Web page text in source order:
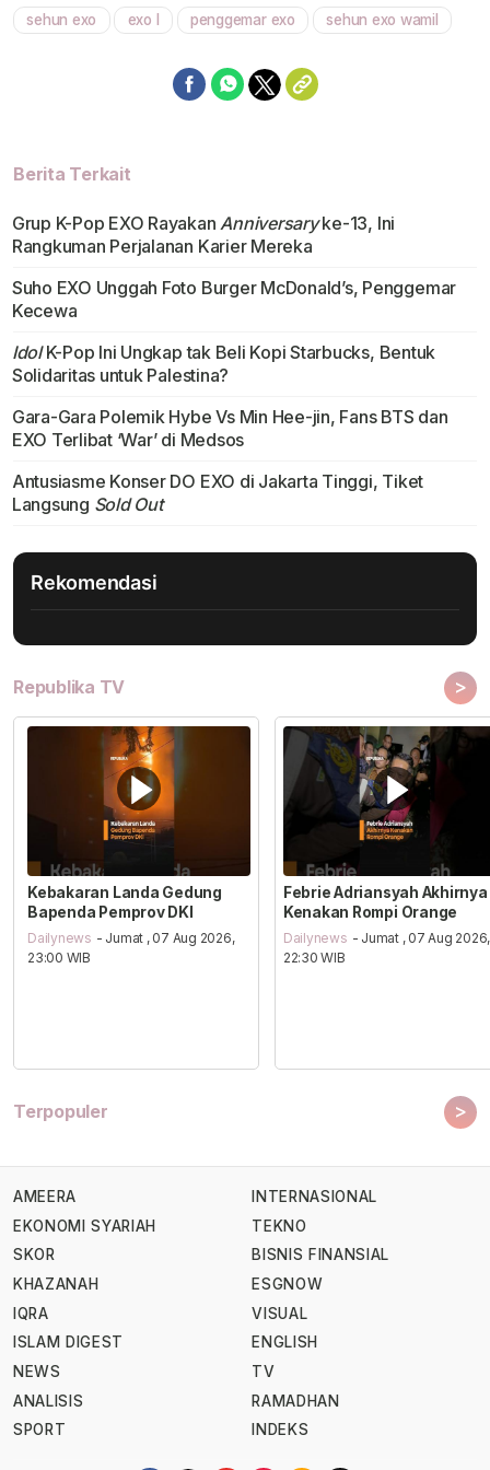
Mute
sehun exo exo l penggemar exo sehun exo wamil
Berita Terkait
Grup K-Pop EXO RayakanAnniversaryke-13, Ini
Rangkuman Perjalanan Karier Mereka
Suho EXO Unggah Foto Burger McDonald’s, Penggemar
Kecewa
IdolK-Pop Ini Ungkap tak Beli Kopi Starbucks, Bentuk
Solidaritas untuk Palestina?
Gara-Gara Polemik Hybe Vs Min Hee-jin, Fans BTS dan
EXO Terlibat ‘War’ di Medsos
Antusiasme Konser DO EXO di Jakarta Tinggi, Tiket
Langsung Sold Out
Rekomendasi
Republika TV >
Kebakaran Landa Gedung
Bapenda Pemprov DKI
Dailynews - Jumat , 07 Aug 2026,
23:00 WIB
Febrie Adriansyah Akhirnya
Kenakan Rompi Orange
Dailynews - Jumat , 07 Aug 2026,
22:30 WIB
Terpopuler >
AMEERA
EKONOMI SYARIAH
SKOR
KHAZANAH
IQRA
ISLAM DIGEST
NEWS
ANALISIS
SPORT
INTERNASIONAL
TEKNO
BISNIS FINANSIAL
ESGNOW
VISUAL
ENGLISH
TV
RAMADHAN
INDEKS